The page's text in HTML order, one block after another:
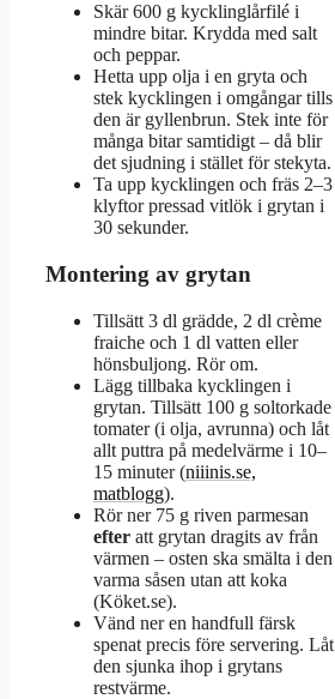
Skär 600 g kycklinglårfilé i
mindre bitar. Krydda med salt
och peppar.
Hetta upp olja i en gryta och
stek kycklingen i omgångar tills
den är gyllenbrun. Stek inte för
många bitar samtidigt – då blir
det sjudning i stället för stekyta.
Ta upp kycklingen och fräs 2–3
klyftor pressad vitlök i grytan i
30 sekunder.
Montering av grytan
Tillsätt 3 dl grädde, 2 dl crème
fraiche och 1 dl vatten eller
hönsbuljong. Rör om.
Lägg tillbaka kycklingen i
grytan. Tillsätt 100 g soltorkade
tomater (i olja, avrunna) och låt
allt puttra på medelvärme i 10–
15 minuter (niiinis.se,
matblogg).
Rör ner 75 g riven parmesan
efter att grytan dragits av från
värmen – osten ska smälta i den
varma såsen utan att koka
(Köket.se).
Vänd ner en handfull färsk
spenat precis före servering. Låt
den sjunka ihop i grytans
restvärme.